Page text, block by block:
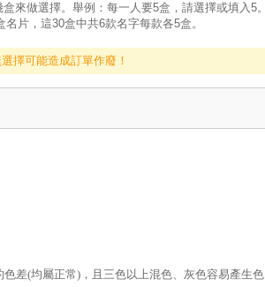
來做選擇。舉例：每一人要5盒，請選擇或填入5。
片，這30盒中共6款名字每款各5盒。
擇可能造成訂單作廢！
色差(均屬正常) ，且三色以上混色、灰色容易產生色